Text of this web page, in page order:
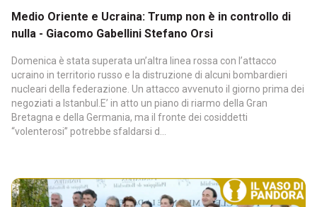
Medio Oriente e Ucraina: Trump non è in controllo di
nulla - Giacomo Gabellini Stefano Orsi
Domenica è stata superata un’altra linea rossa con l’attacco
ucraino in territorio russo e la distruzione di alcuni bombardieri
nucleari della federazione. Un attacco avvenuto il giorno prima dei
negoziati a Istanbul.E’ in atto un piano di riarmo della Gran
Bretagna e della Germania, ma il fronte dei cosiddetti
“volenterosi” potrebbe sfaldarsi d...